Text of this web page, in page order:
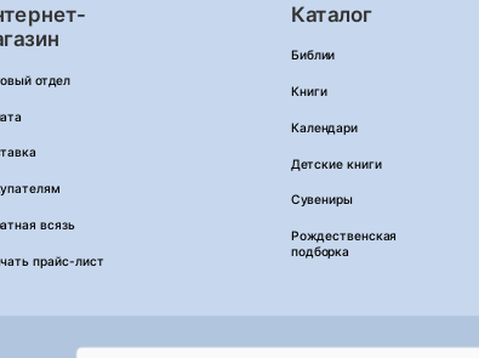
отдел
всязь
прайс-лист
Каталог
Библии
Книги
Календари
Детские книги
Сувениры
Рождественская
подборка